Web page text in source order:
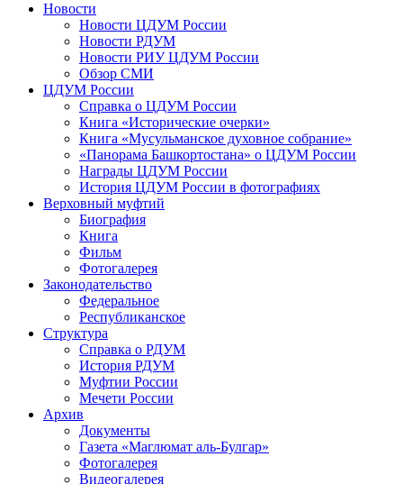
Новости
Новости ЦДУМ России
Новости РДУМ
Новости РИУ ЦДУМ России
Обзор СМИ
ЦДУМ России
Справка о ЦДУМ России
Книга «Исторические очерки»
Книга «Мусульманское духовное собрание»
«Панорама Башкортостана» о ЦДУМ России
Награды ЦДУМ России
История ЦДУМ России в фотографиях
Верховный муфтий
Биография
Книга
Фильм
Фотогалерея
Законодательство
Федеральное
Республиканское
Структура
Справка о РДУМ
История РДУМ
Муфтии России
Мечети России
Архив
Документы
Газета «Маглюмат аль-Булгар»
Фотогалерея
Видеогалерея